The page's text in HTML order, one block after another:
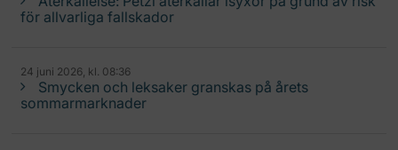
för allvarliga fallskador
24 juni 2026, kl. 08:36
Smycken och leksaker granskas på årets
sommarmarknader